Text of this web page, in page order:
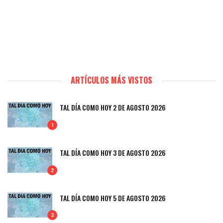
ARTÍCULOS MÁS VISTOS
1
TAL DÍA COMO HOY 2 DE AGOSTO 2026
2
TAL DÍA COMO HOY 3 DE AGOSTO 2026
3
TAL DÍA COMO HOY 5 DE AGOSTO 2026